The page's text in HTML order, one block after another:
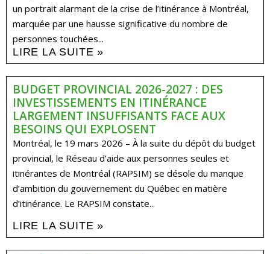
un portrait alarmant de la crise de l’itinérance à Montréal,
marquée par une hausse significative du nombre de
personnes touchées...
LIRE LA SUITE »
BUDGET PROVINCIAL 2026-2027 : DES
INVESTISSEMENTS EN ITINÉRANCE
LARGEMENT INSUFFISANTS FACE AUX
BESOINS QUI EXPLOSENT
Montréal, le 19 mars 2026 – À la suite du dépôt du budget
provincial, le Réseau d’aide aux personnes seules et
itinérantes de Montréal (RAPSIM) se désole du manque
d’ambition du gouvernement du Québec en matière
d’itinérance. Le RAPSIM constate...
LIRE LA SUITE »